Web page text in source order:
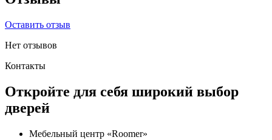
Оставить отзыв
Нет отзывов
Контакты
Откройте для себя широкий выбор
дверей
Мебельный центр «Roomer»